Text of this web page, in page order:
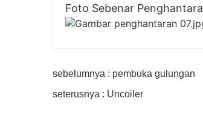
Foto Sebenar
sebelumnya : pembuka gulungan
seterusnya : Uncoiler